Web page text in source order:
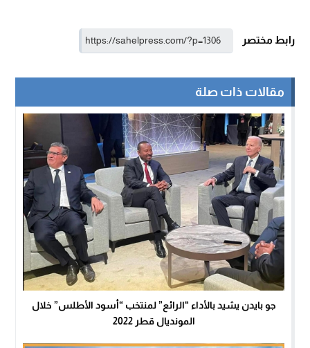
رابط مختصر
مقالات ذات صلة
جو بايدن يشيد بالأداء “الرائع” لمنتخب “أسود الأطلس” خلال
المونديال قطر 2022